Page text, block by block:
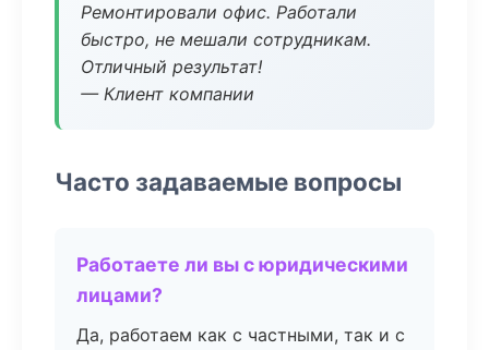
Ремонтировали офис. Работали
быстро, не мешали сотрудникам.
Отличный результат!
— Клиент компании
Часто задаваемые вопросы
Работаете ли вы с юридическими
лицами?
Да, работаем как с частными, так и с